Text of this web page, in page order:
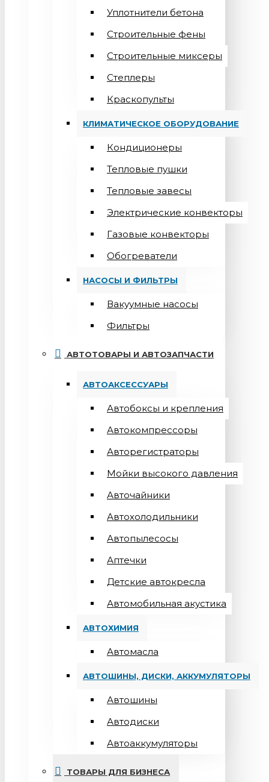
Уплотнители бетона
Строительные фены
Строительные миксеры
Степлеры
Краскопульты
КЛИМАТИЧЕСКОЕ ОБОРУДОВАНИЕ
Кондиционеры
Teпловые пушки
Тепловые завесы
Электрические конвекторы
Газовые конвекторы
Обогреватели
НАСОСЫ И ФИЛЬТРЫ
Вакуумные насосы
Фильтры
АВТОТОВАРЫ И АВТОЗАПЧАСТИ
АВТОАКСЕССУАРЫ
Автобоксы и крепления
Автокомпрессоры
Авторегистраторы
Мойки высокого давления
Авточайники
Автохолодильники
Автопылесосы
Аптечки
Детские автокресла
Автомобильная акустика
АВТОХИМИЯ
Автомасла
АВТОШИНЫ, ДИСКИ, АККУМУЛЯТОРЫ
Автошины
Автодиски
Автоаккумуляторы
ТОВАРЫ ДЛЯ БИЗНЕСА